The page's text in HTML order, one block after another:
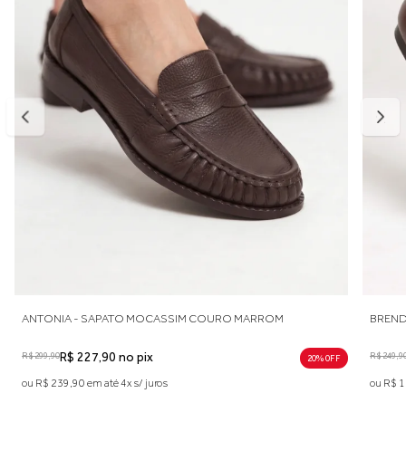
calcanhar e adicione cerca de 0,5 cm de folga para garantir conforto
no uso. Se estiver entre dois tamanhos, opte pelo maior para um
encaixe mais confortável. E, se precisar ajustar, a primeira troca é
gratuita.
- SAPATO MOCASSIM COURO MARROM
227,90 no pix
em até 4x s/ juros
BRENDA -
R$ 249,90R$ 170,90
ou R$ 179,90 em até